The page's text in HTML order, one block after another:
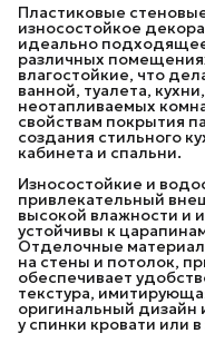
Пластиковые
износостойкое
идеально
различных
влагостойкие, что
ванной, туалета,
неотапливаемых
свойствам покрытия
создания стильного
кабинета и спальни.
Износостойкие и
привлекательный
высокой влажности и
устойчивы к
Отделочные
на стены и потолок,
обеспечивает
текстура,
оригинальный дизайн
у спинки кровати или